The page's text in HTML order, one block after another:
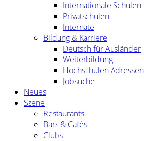
Internationale Schulen
Privatschulen
Internate
Bildung & Karriere
Deutsch für Ausländer
Weiterbildung
Hochschulen Adressen
Jobsuche
Neues
Szene
Restaurants
Bars & Cafés
Clubs